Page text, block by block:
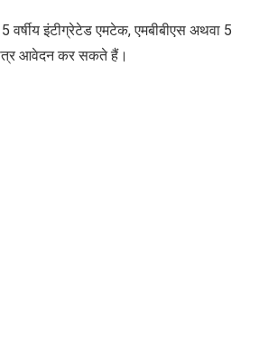
वर्षीय इंटीग्रेटेड एमटेक, एमबीबीएस अथवा 5
आवेदन कर सकते हैं।